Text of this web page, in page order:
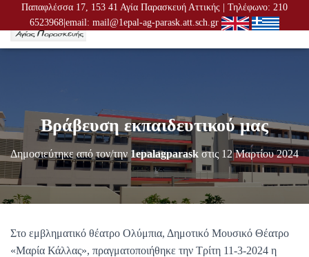
Παπαφλέσσα 17, 153 41 Αγία Παρασκευή Αττικής | Τηλέφωνο: 210
6523968|email: mail@1epal-ag-parask.att.sch.gr
Ν
Ή
Π
Λ
Ο
Η
Η
Βράβευση εκπαιδευτικού μας
Δημοσιεύτηκε από τον/την 1epalagparask στις 12 Μαρτίου 2024
Στο εμβληματικό θέατρο Ολύμπια, Δημοτικό Μουσικό Θέατρο
«Μαρία Κάλλας», πραγματοποιήθηκε την Τρίτη 11-3-2024 η